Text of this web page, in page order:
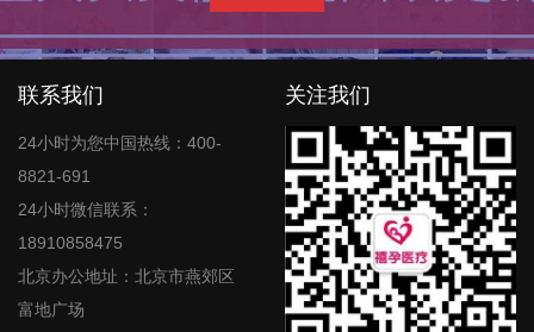
联系我们
24小时为您中国热线：400-
8821-691
24小时微信联系：
18910858475
北京办公地址：北京市燕郊区
富地广场
关注我们